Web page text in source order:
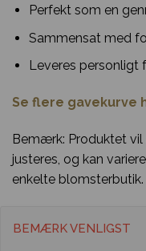
Perfekt som en
Sammensat med
Leveres personligt
Se flere gavekurve
Bemærk: Produktet
justeres, og kan
enkelte blomsterbutik.
BEMÆRK VENLIGST